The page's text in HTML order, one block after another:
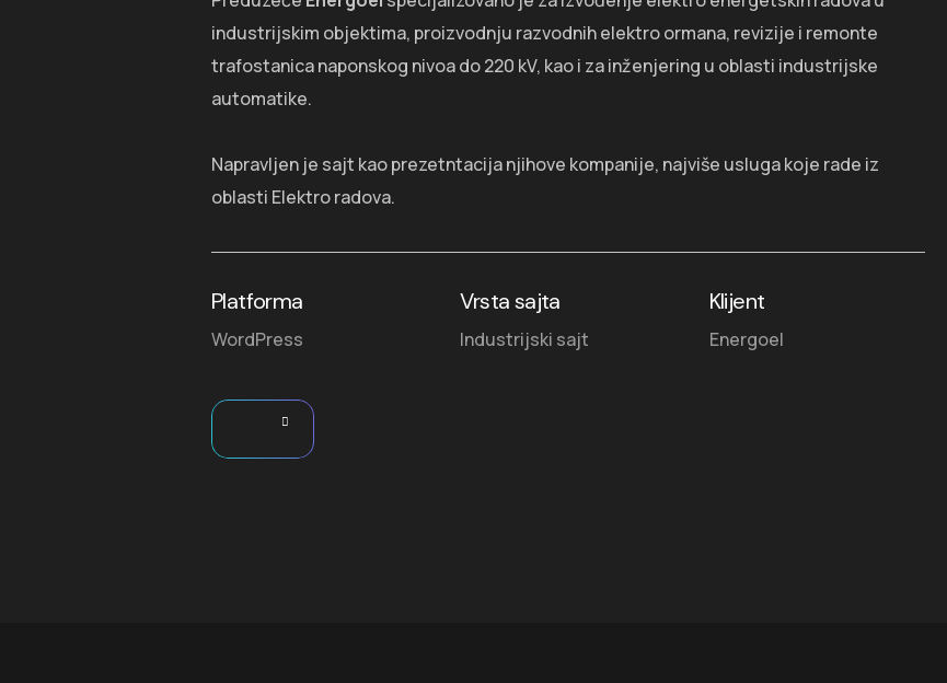
industrijskim objektima, proizvodnju razvodnih elektro ormana, revizije i remonte
trafostanica naponskog nivoa do 220 kV, kao i za inženjering u oblasti industrijske
automatike.
Napravljen je sajt kao prezetntacija njihove kompanije, najviše usluga koje rade iz
oblasti Elektro radova.
Platforma
WordPress
Vrsta sajta
Industrijski sajt
Klijent
Energoel